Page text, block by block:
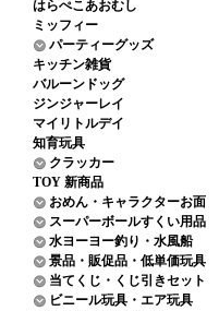
はらぺこあおむし
ミッフィー
パーティーグッズ
キッチン雑貨
バルーンドッグ
ジンジャーレイ
マイリトルデイ
知育玩具
クラッカー
TOY 新商品
おめん・キャラクターお面
スーパーボールすくい用品
水ヨーヨー釣り・水風船
景品・販促品・低単価玩具
当てくじ・くじ引きセット
ビニール玩具・エア玩具